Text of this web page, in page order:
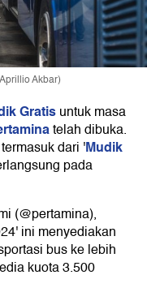
Akbar)
Gratisuntuk masa
telah dibuka.
dari 'Mudik
pada
(@pertamina),
ini menyediakan
bus ke lebih
kuota 3.500